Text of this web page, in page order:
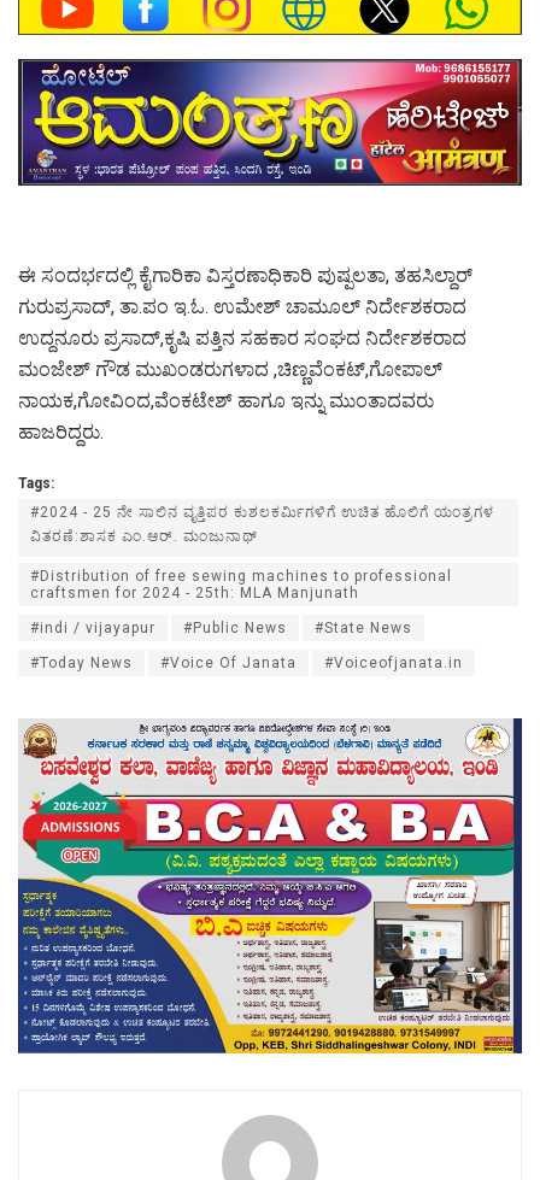
ಈ ಸಂದರ್ಭದಲ್ಲಿ ಕೈಗಾರಿಕಾ ವಿಸ್ತರಣಾಧಿಕಾರಿ ಪುಷ್ಪಲತಾ, ತಹಸಿಲ್ದಾರ್
ಗುರುಪ್ರಸಾದ್, ತಾ.ಪಂ ಇ.ಓ. ಉಮೇಶ್ ಚಾಮೂಲ್ ನಿರ್ದೇಶಕರಾದ
ಉದ್ದನೂರು ಪ್ರಸಾದ್,ಕೃಷಿ ಪತ್ತಿನ ಸಹಕಾರ ಸಂಘದ ನಿರ್ದೇಶಕರಾದ
ಮಂಜೇಶ್ ಗೌಡ ಮುಖಂಡರುಗಳಾದ ,ಚಿಣ್ಣವೆಂಕಟ್,ಗೋಪಾಲ್
ನಾಯಕ,ಗೋವಿಂದ,ವೆಂಕಟೇಶ್ ಹಾಗೂ ಇನ್ನು ಮುಂತಾದವರು
ಹಾಜರಿದ್ದರು.
Tags:
#2024 - 25 ನೇ ಸಾಲಿನ ವೃತ್ತಿಪರ ಕುಶಲಕರ್ಮಿಗಳಿಗೆ ಉಚಿತ ಹೊಲಿಗೆ ಯಂತ್ರಗಳ
ವಿತರಣೆ:ಶಾಸಕ ಎಂ.ಆರ್. ಮಂಜುನಾಥ್
#Distribution of free sewing machines to professional
craftsmen for 2024 - 25th: MLA Manjunath
#indi / vijayapur #Public News #State News
#Today News #Voice Of Janata #Voiceofjanata.in